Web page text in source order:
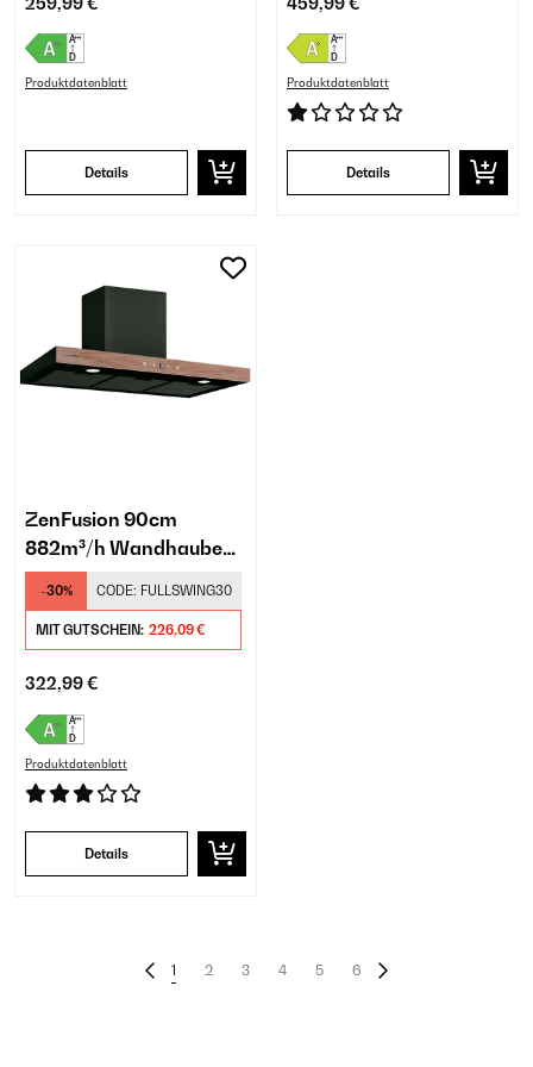
259,99 €
Produktdatenblatt
Details
459,99 €
Produktdatenblatt
Details
ZenFusion 90cm
882m³/h Wandhaube
Schwarz
-30% CODE: FULLSWING30
MIT GUTSCHEIN: 226,09 €
322,99 €
Produktdatenblatt
Details
1 2 3 4 5 6